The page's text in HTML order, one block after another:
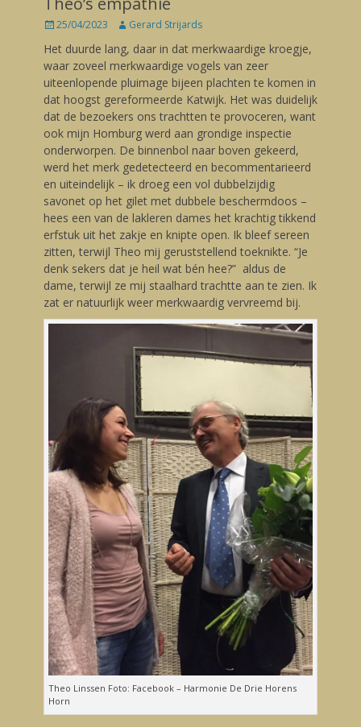
Posted
25/04/2023 Author
Gerard Strijards
Het duurde lang, daar in dat merkwaardige kroegje,
waar zoveel merkwaardige vogels van zeer
uiteenlopende pluimage bijeen plachten te komen in
dat hoogst gereformeerde Katwijk. Het was duidelijk
dat de bezoekers ons trachtten te provoceren, want
ook mijn Homburg werd aan grondige inspectie
onderworpen. De binnenbol naar boven gekeerd,
werd het merk gedetecteerd en becommentarieerd
en uiteindelijk – ik droeg een vol dubbelzijdig
savonet op het gilet met dubbele beschermdoos –
hees een van de lakleren dames het krachtig tikkend
erfstuk uit het zakje en knipte open. Ik bleef sereen
zitten, terwijl Theo mij geruststellend toeknikte. “Je
denk sekers dat je heil wat bén hee?” aldus de
dame, terwijl ze mij staalhard trachtte aan te zien. Ik
zat er natuurlijk weer merkwaardig vervreemd bij.
Theo Linssen Foto: Facebook – Harmonie De Drie Horens
Horn